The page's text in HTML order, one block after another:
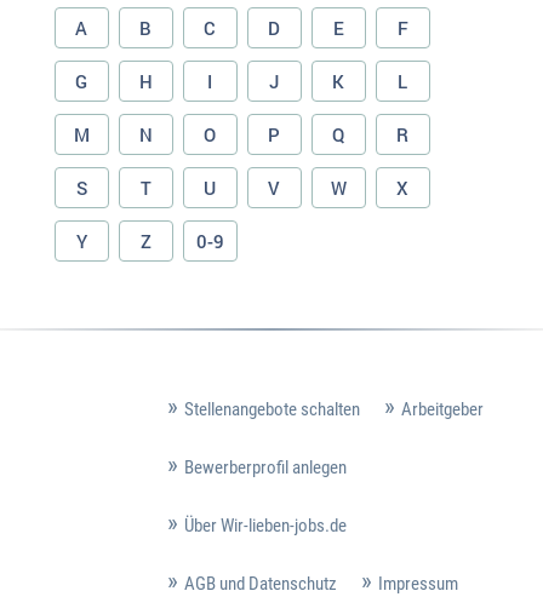
A B C D E F
G H I J K L
M N O P Q R
S T U V W X
Y Z 0-9
Stellenangebote schalten Arbeitgeber
Bewerberprofil anlegen
Über Wir-lieben-jobs.de
AGB und Datenschutz Impressum